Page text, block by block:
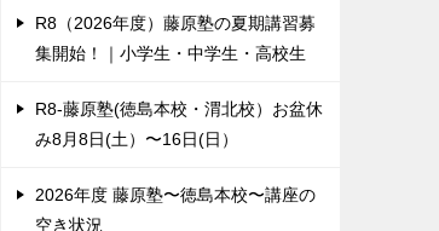
R8（2026年度）藤原塾の夏期講習募
集開始！｜小学生・中学生・高校生
R8-藤原塾(徳島本校・渭北校）お盆休
み8月8日(土）〜16日(日）
2026年度 藤原塾〜徳島本校〜講座の
空き状況